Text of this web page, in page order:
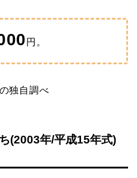
円。
独自調べ
(2003年/平成15年式)